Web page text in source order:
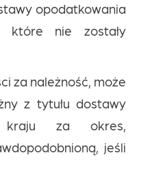
opodatkowania
które nie zostały
za należność, może
z tytułu dostawy
za okres,
jeśli